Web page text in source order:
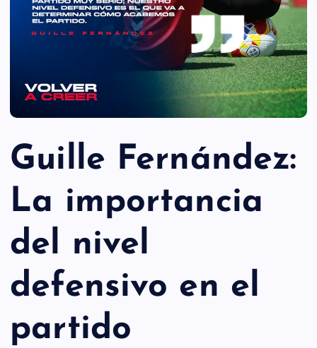
Guille Fernández:
La importancia
del nivel
defensivo en el
partido